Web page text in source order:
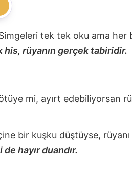
tek tek oku ama her
rüyanın gerçek tabiridir.
mi, ayırt edebiliyorsan
bir kuşku düştüyse,
hayır duandır.